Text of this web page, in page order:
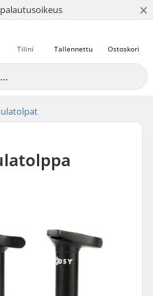
/ 5 ×
Ostoskori
Tallennettu
Tilini